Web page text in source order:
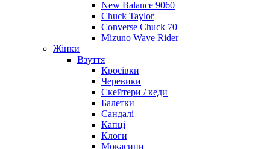
New Balance 9060
Chuck Taylor
Converse Chuck 70
Mizuno Wave Rider
Жінки
Взуття
Кросівки
Черевики
Скейтери / кеди
Балетки
Сандалі
Капці
Клоги
Мокасини